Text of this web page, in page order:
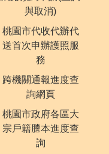
與取消)
桃園市代收代辦代
送首次申辦護照服
務
跨機關通報進度查
詢網頁
桃園市政府各區大
宗戶籍謄本進度查
詢